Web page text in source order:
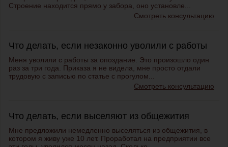
Строение находится прямо у забора, оно установле...
Смотреть консультацию
Что делать, если незаконно уволили с работы
Меня уволили с работы за опоздание. Это произошло один
раз за три года. Приказа я не видела, мне просто отдали
трудовую с записью по статье с прогулом...
Смотреть консультацию
Что делать, если выселяют из общежития
Мне предложили немедленно выселяться из общежития, в
котором я живу уже 10 лет. Проработал на предприятии все